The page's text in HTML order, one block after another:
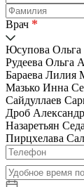
Врач *
Юсупова Ольга
Рудеева Ольга
Бараева Лилия
Мазько Инна
Сайдуллаев
Дроб
Назаретьян
Пирцхелава